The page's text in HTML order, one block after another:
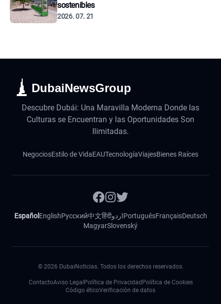
sostenibles
2026. 07. 21
DubaiNewsGroup
Descubre Dubái: Una Maravilla Moderna Donde las
Culturas se Encuentran y las Oportunidades Son
Ilimitadas.
NegociosEstilo de VidaEAUTecnologíaViajesBienes Raíces
Español EnglishРусский中文हिंदीاردوPortuguêsFrançaisDeutsch
MagyarSlovenský
© 2026 DubaiNoticias. Todos los derechos reservados.
ContactoAviso Legal Política de Privacidad Política de Cookies
Código éticoVerificación de datos